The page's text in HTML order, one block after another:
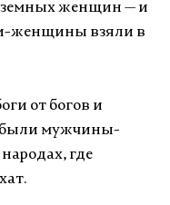
женщин — и
женщины взяли в
от богов и
были мужчины-
где